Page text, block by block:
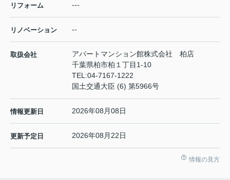
リフォーム ---
リノベーション --
取扱会社
アパートマンション館株式会社 柏店
千葉県柏市柏１丁目1-10
TEL:04-7167-1222
国土交通大臣 (6) 第5966号
情報更新日 2026年08月08日
更新予定日 2026年08月22日
情報の見方